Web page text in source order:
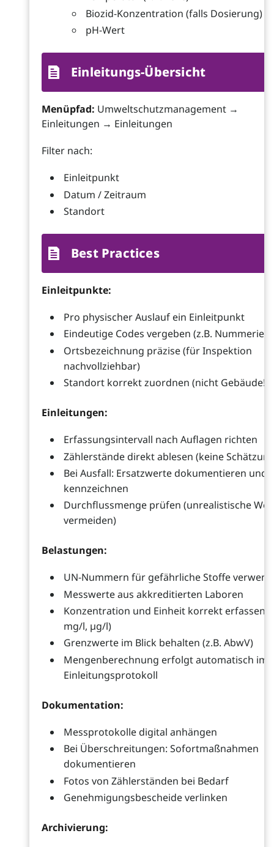
Biozid-Konzentration (falls Dosierung)
pH-Wert
Einleitungs-Übersicht
Menüpfad: Umweltschutzmanagement →
Einleitungen → Einleitungen
Filter nach:
Einleitpunkt
Datum / Zeitraum
Standort
Best Practices
Einleitpunkte:
Pro physischer Auslauf ein Einleitpunkt
Eindeutige Codes vergeben (z.B.
Ortsbezeichnung präzise (für Inspektion
nachvollziehbar)
Standort korrekt zuordnen (nicht Gebäude!)
Einleitungen:
Erfassungsintervall nach Auflagen richten
Zählerstände direkt ablesen (keine
Bei Ausfall: Ersatzwerte dokumentieren und
kennzeichnen
Durchflussmenge prüfen (unrealistische
vermeiden)
Belastungen:
UN-Nummern für gefährliche Stoffe
Messwerte aus akkreditierten Laboren
Konzentration und Einheit korrekt erfassen
mg/l, µg/l)
Grenzwerte im Blick behalten (z.B. AbwV)
Mengenberechnung erfolgt automatisch im
Einleitungsprotokoll
Dokumentation:
Messprotokolle digital anhängen
Bei Überschreitungen: Sofortmaßnahmen
dokumentieren
Fotos von Zählerständen bei Bedarf
Genehmigungsbescheide verlinken
Archivierung: